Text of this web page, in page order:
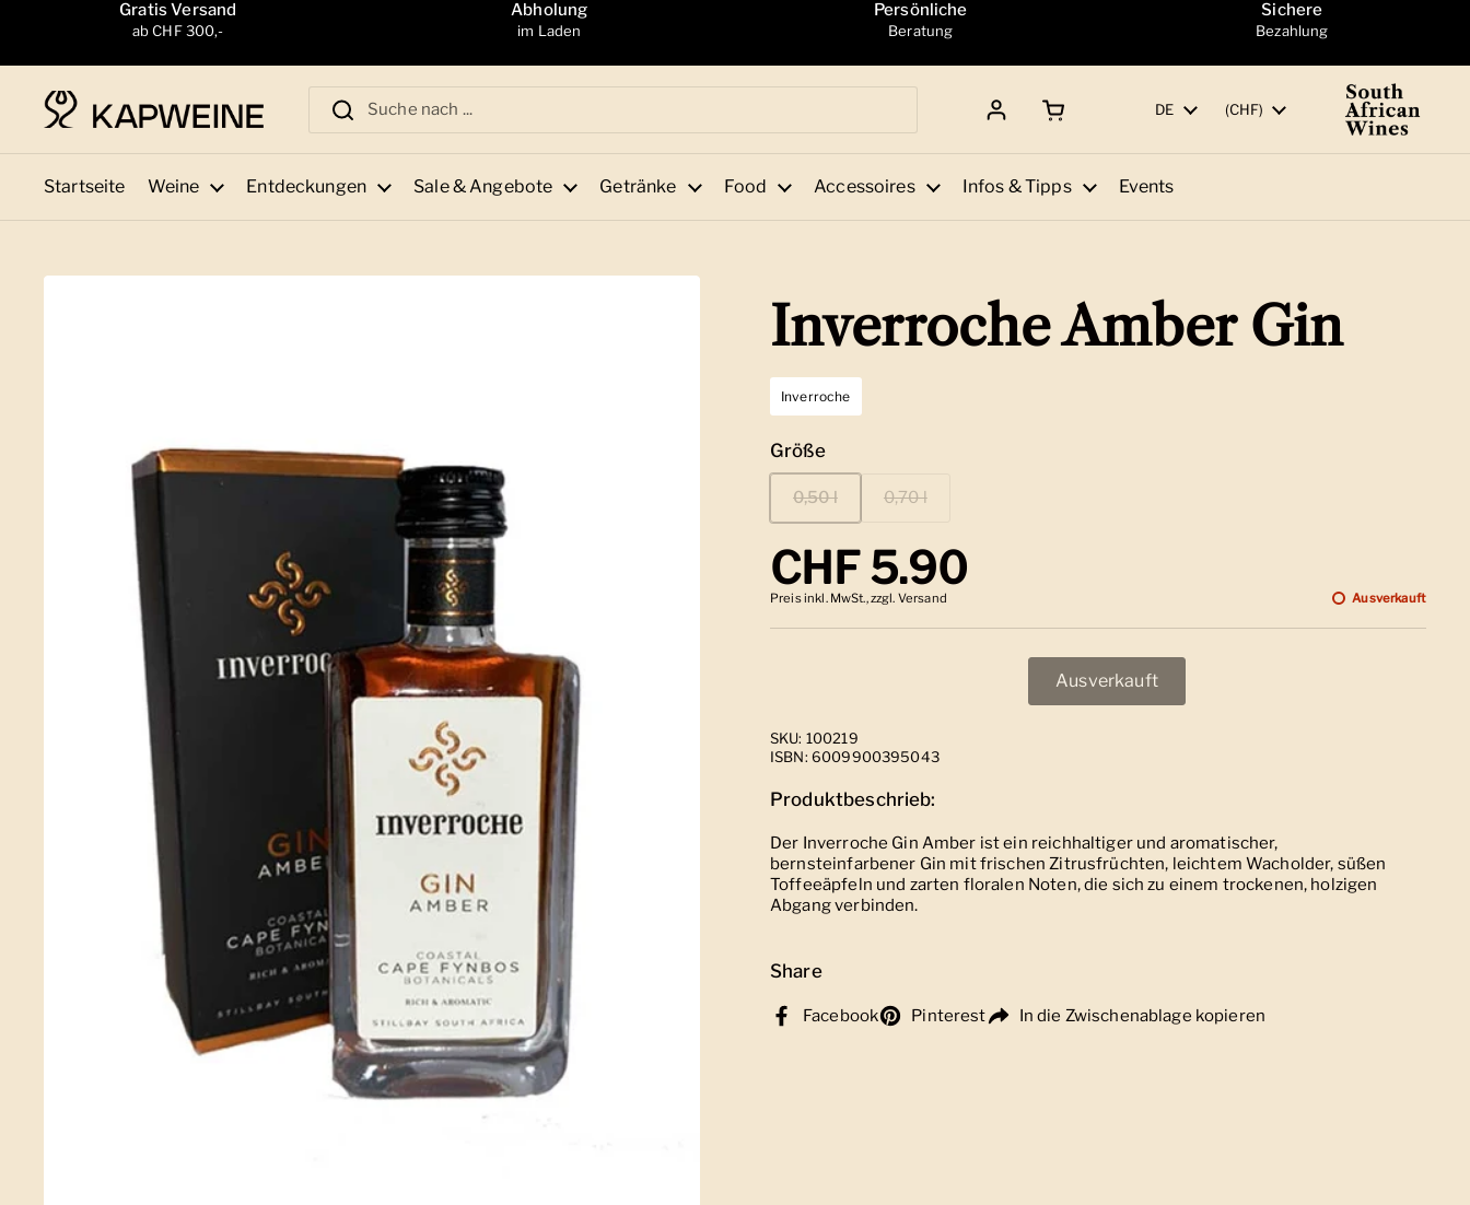
Zum Inhalt springenGratis Versand
ab CHF 300,-
Abholung
im Laden
Persönliche
Beratung
Sichere
Bezahlung
Sprache
DE Land/Region
(CHF)
Startseite Weine Entdeckungen Sale & Angebote Getränke Food Accessoires Infos & Tipps Events
Inverroche Amber Gin
Inverroche
Größe
0,50 l 0,70 l
Regulärer Preis
CHF 5.90
Preis inkl. MwSt., zzgl. Versand Ausverkauft
Ausverkauft
SKU: 100219
ISBN: 6009900395043
Produktbeschrieb:
Der Inverroche Gin Amber ist ein reichhaltiger und aromatischer,
bernsteinfarbener Gin mit frischen Zitrusfrüchten, leichtem Wacholder, süßen
Toffeeäpfeln und zarten floralen Noten, die sich zu einem trockenen, holzigen
Abgang verbinden.
Share
Facebook Pinterest In die Zwischenablage kopieren